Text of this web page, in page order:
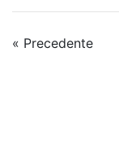
« Precedente